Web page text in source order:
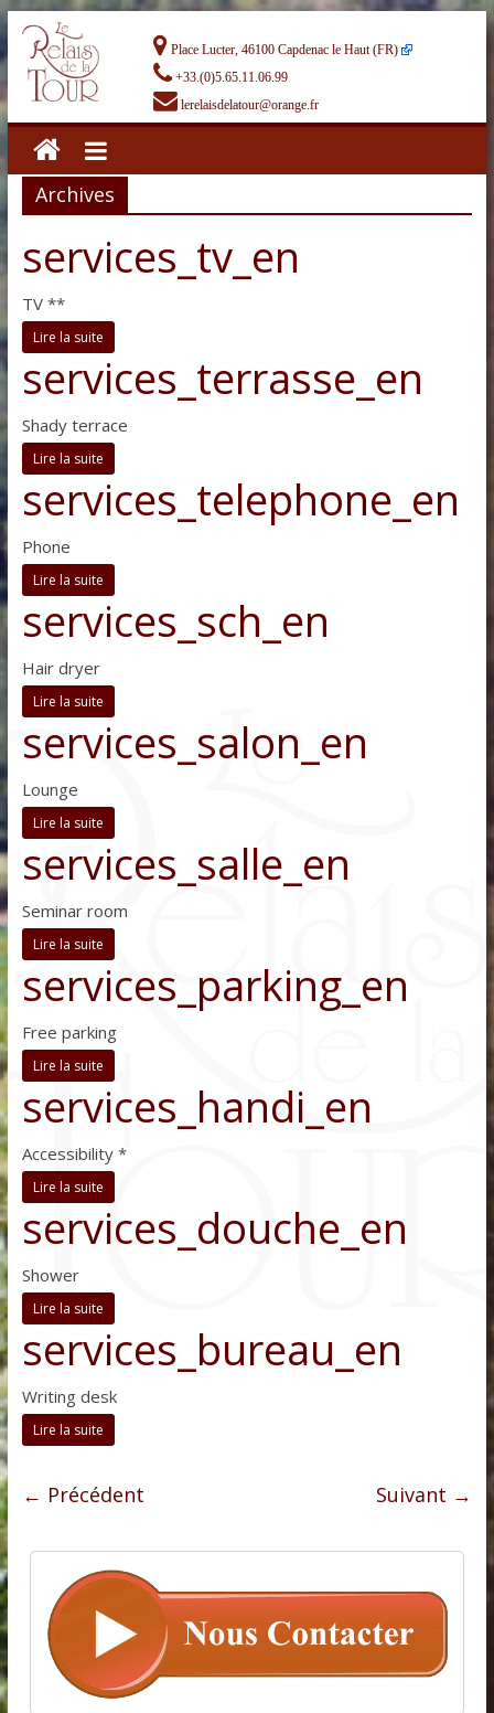
Place Lucter, 46100 Capdenac le Haut (FR)
+33.(0)5.65.11.06.99
lerelaisdelatour@orange.fr
Archives
services_tv_en
TV **
Lire la suite
services_terrasse_en
Shady terrace
Lire la suite
services_telephone_en
Phone
Lire la suite
services_sch_en
Hair dryer
Lire la suite
services_salon_en
Lounge
Lire la suite
services_salle_en
Seminar room
Lire la suite
services_parking_en
Free parking
Lire la suite
services_handi_en
Accessibility *
Lire la suite
services_douche_en
Shower
Lire la suite
services_bureau_en
Writing desk
Lire la suite
← Précédent Suivant →